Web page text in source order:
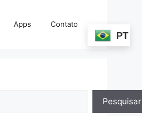
Apps Contato
PT
Pesquisar